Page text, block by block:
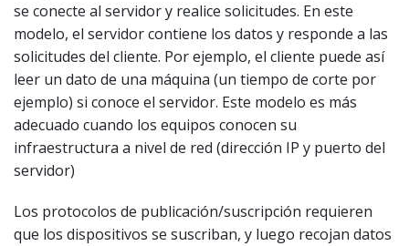
se conecte al servidor y realice solicitudes. En este
modelo, el servidor contiene los datos y responde a las
solicitudes del cliente. Por ejemplo, el cliente puede así
leer un dato de una máquina (un tiempo de corte por
ejemplo) si conoce el servidor. Este modelo es más
adecuado cuando los equipos conocen su
infraestructura a nivel de red (dirección IP y puerto del
servidor)
Los protocolos de publicación/suscripción requieren
que los dispositivos se suscriban, y luego recojan datos